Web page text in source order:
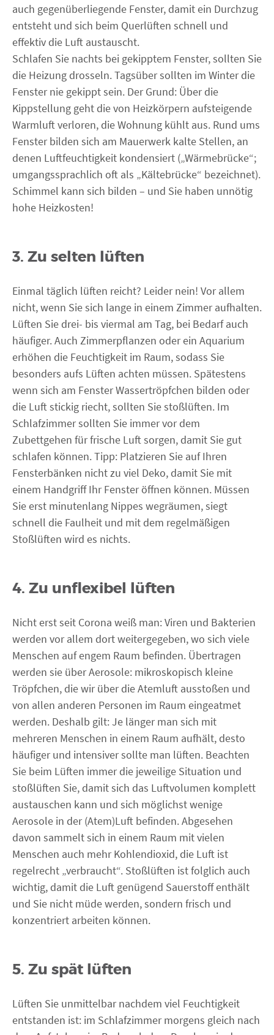
auch gegenüberliegende Fenster, damit ein Durchzug
entsteht und sich beim Querlüften schnell und
effektiv die Luft austauscht.
Schlafen Sie nachts bei gekipptem Fenster, sollten Sie
die Heizung drosseln. Tagsüber sollten im Winter die
Fenster nie gekippt sein. Der Grund: Über die
Kippstellung geht die von Heizkörpern aufsteigende
Warmluft verloren, die Wohnung kühlt aus. Rund ums
Fenster bilden sich am Mauerwerk kalte Stellen, an
denen Luftfeuchtigkeit kondensiert („Wärmebrücke“;
umgangssprachlich oft als „Kältebrücke“ bezeichnet).
Schimmel kann sich bilden – und Sie haben unnötig
hohe Heizkosten!
3. Zu selten lüften
Einmal täglich lüften reicht? Leider nein! Vor allem
nicht, wenn Sie sich lange in einem Zimmer aufhalten.
Lüften Sie drei- bis viermal am Tag, bei Bedarf auch
häufiger. Auch Zimmerpflanzen oder ein Aquarium
erhöhen die Feuchtigkeit im Raum, sodass Sie
besonders aufs Lüften achten müssen. Spätestens
wenn sich am Fenster Wassertröpfchen bilden oder
die Luft stickig riecht, sollten Sie stoßlüften. Im
Schlafzimmer sollten Sie immer vor dem
Zubettgehen für frische Luft sorgen, damit Sie gut
schlafen können. Tipp: Platzieren Sie auf Ihren
Fensterbänken nicht zu viel Deko, damit Sie mit
einem Handgriff Ihr Fenster öffnen können. Müssen
Sie erst minutenlang Nippes wegräumen, siegt
schnell die Faulheit und mit dem regelmäßigen
Stoßlüften wird es nichts.
4. Zu unflexibel lüften
Nicht erst seit Corona weiß man: Viren und Bakterien
werden vor allem dort weitergegeben, wo sich viele
Menschen auf engem Raum befinden. Übertragen
werden sie über Aerosole: mikroskopisch kleine
Tröpfchen, die wir über die Atemluft ausstoßen und
von allen anderen Personen im Raum eingeatmet
werden. Deshalb gilt: Je länger man sich mit
mehreren Menschen in einem Raum aufhält, desto
häufiger und intensiver sollte man lüften. Beachten
Sie beim Lüften immer die jeweilige Situation und
stoßlüften Sie, damit sich das Luftvolumen komplett
austauschen kann und sich möglichst wenige
Aerosole in der (Atem)Luft befinden. Abgesehen
davon sammelt sich in einem Raum mit vielen
Menschen auch mehr Kohlendioxid, die Luft ist
regelrecht „verbraucht“. Stoßlüften ist folglich auch
wichtig, damit die Luft genügend Sauerstoff enthält
und Sie nicht müde werden, sondern frisch und
konzentriert arbeiten können.
5. Zu spät lüften
Lüften Sie unmittelbar nachdem viel Feuchtigkeit
entstanden ist: im Schlafzimmer morgens gleich nach